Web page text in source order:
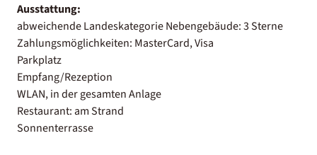
Ausstattung:
abweichende Landeskategorie Nebengebäude: 3 Sterne
Zahlungsmöglichkeiten: MasterCard, Visa
Parkplatz
Empfang/Rezeption
WLAN, in der gesamten Anlage
Restaurant: am Strand
Sonnenterrasse